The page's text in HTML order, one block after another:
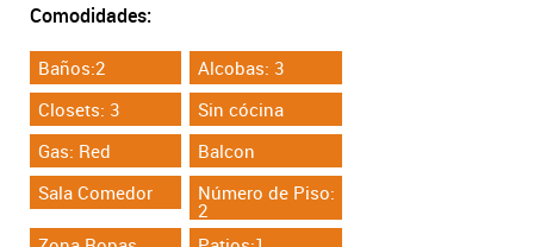
Comodidades:
Baños:2
Alcobas: 3
Closets: 3
Sin cócina
Gas: Red
Balcon
Sala Comedor
Número de Piso:
2